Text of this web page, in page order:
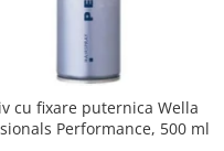
cu fixare puternica Wella
Performance, 500 ml